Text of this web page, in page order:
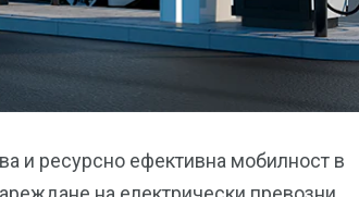
и ресурсно ефективна мобилност в